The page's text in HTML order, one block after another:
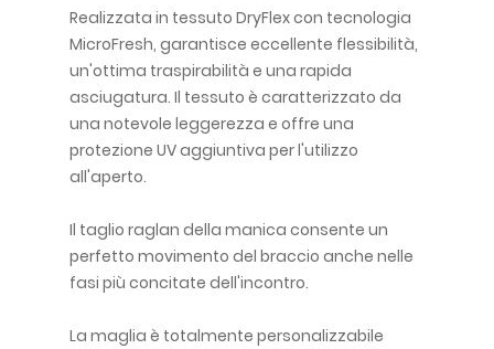
Realizzata in tessuto DryFlex con tecnologia
MicroFresh, garantisce eccellente flessibilità,
un'ottima traspirabilità e una rapida
asciugatura. Il tessuto è caratterizzato da
una notevole leggerezza e offre una
protezione UV aggiuntiva per l'utilizzo
all'aperto.
Il taglio raglan della manica consente un
perfetto movimento del braccio anche nelle
fasi più concitate dell'incontro.
La maglia è totalmente personalizzabile